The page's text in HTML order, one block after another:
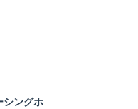
シングホ